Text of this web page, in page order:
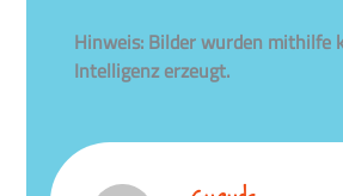
Hinweis: Bilder wurden mithilfe
Intelligenz erzeugt.